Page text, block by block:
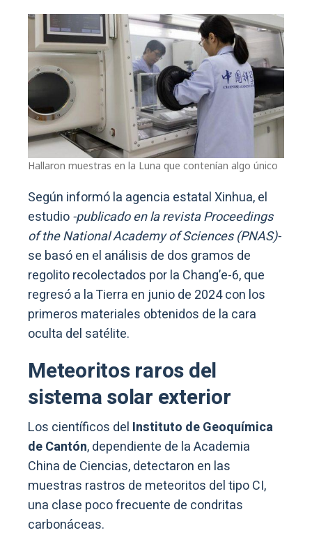
Hallaron muestras en la Luna que contenían algo único
Según informó la agencia estatal Xinhua, el
estudio-publicado en la revista Proceedings
of the National Academy of Sciences (PNAS)-
se basó en el análisis de dos gramos de
regolito recolectados por la Chang’e-6, que
regresó a la Tierra en junio de 2024 con los
primeros materiales obtenidos de la cara
oculta del satélite.
Meteoritos raros del
sistema solar exterior
Los científicos del Instituto de Geoquímica
de Cantón, dependiente de la Academia
China de Ciencias, detectaron en las
muestras rastros de meteoritos del tipo CI,
una clase poco frecuente de condritas
carbonáceas.